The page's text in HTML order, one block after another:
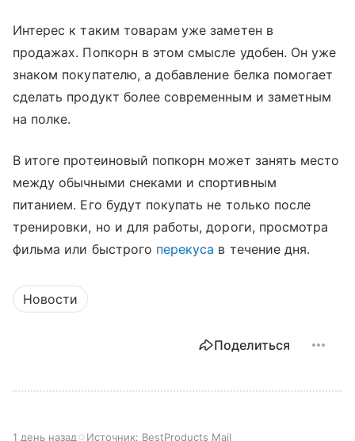
Интерес к таким товарам уже заметен в
продажах. Попкорн в этом смысле удобен. Он уже
знаком покупателю, а добавление белка помогает
сделать продукт более современным и заметным
на полке.
В итоге протеиновый попкорн может занять место
между обычными снеками и спортивным
питанием. Его будут покупать не только после
тренировки, но и для работы, дороги, просмотра
фильма или быстрого перекуса в течение дня.
Новости
Поделиться
1 день назад Источник: BestProducts Mail